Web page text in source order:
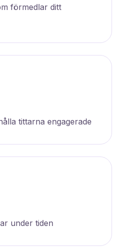
förmedlar ditt
tittarna engagerade
under tiden